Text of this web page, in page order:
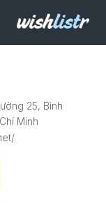
25, Bình
Minh